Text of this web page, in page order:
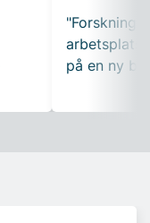
"Forskning
på en ny